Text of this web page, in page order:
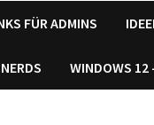
FÜR ADMINS
WINDOWS 12